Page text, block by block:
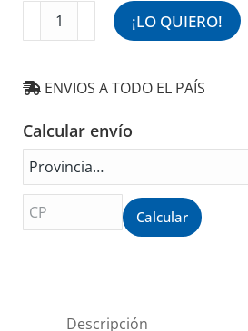
Estufa
Halógena
1200w
EHG04
cantidad
¡LO QUIERO!
ENVIOS A TODO EL PAÍS
Calcular envío
Calcular
Descripción